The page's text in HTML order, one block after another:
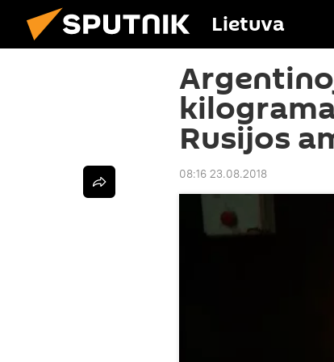
Lietuva
Rusijos
08:16 23.08.2018